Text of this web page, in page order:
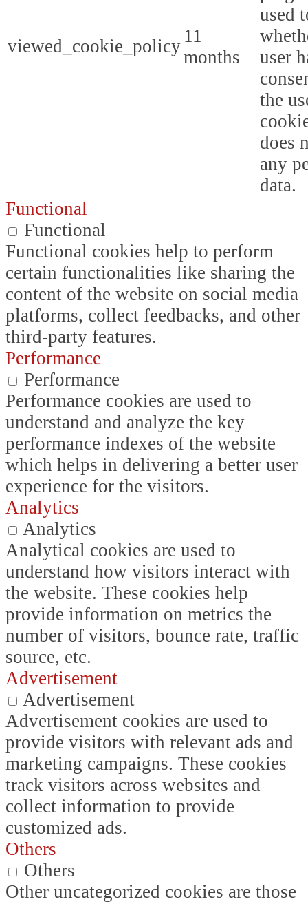
viewed_cookie_policy 11
months
used
user
the
does
any
data.
Functional
Functional
Functional cookies help to perform
certain functionalities like sharing the
content of the website on social media
platforms, collect feedbacks, and other
third-party features.
Performance
Performance
Performance cookies are used to
understand and analyze the key
performance indexes of the website
which helps in delivering a better user
experience for the visitors.
Analytics
Analytics
Analytical cookies are used to
understand how visitors interact with
the website. These cookies help
provide information on metrics the
number of visitors, bounce rate, traffic
source, etc.
Advertisement
Advertisement
Advertisement cookies are used to
provide visitors with relevant ads and
marketing campaigns. These cookies
track visitors across websites and
collect information to provide
customized ads.
Others
Others
Other uncategorized cookies are those